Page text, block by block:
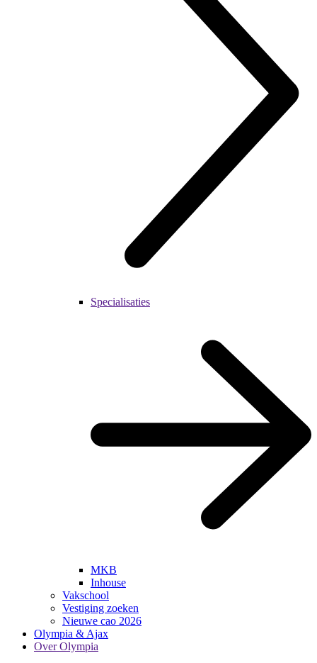
Specialisaties
MKB
Inhouse
Vakschool
Vestiging zoeken
Nieuwe cao 2026
Olympia & Ajax
Over Olympia